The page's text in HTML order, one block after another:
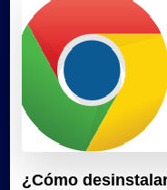
¿Cómo